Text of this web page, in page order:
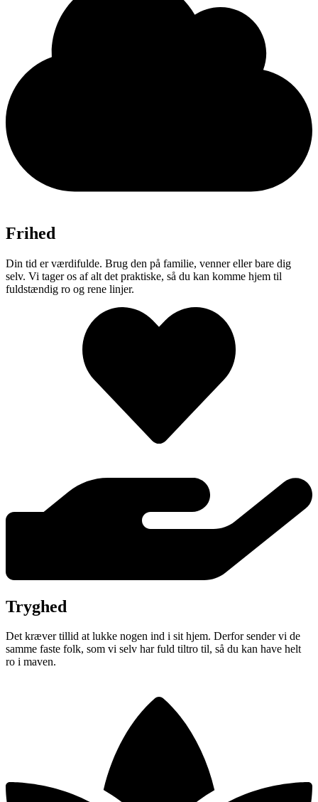
Frihed
Din tid er værdifulde. Brug den på familie, venner eller bare dig
selv. Vi tager os af alt det praktiske, så du kan komme hjem til
fuldstændig ro og rene linjer.
Tryghed
Det kræver tillid at lukke nogen ind i sit hjem. Derfor sender vi de
samme faste folk, som vi selv har fuld tiltro til, så du kan have helt
ro i maven.